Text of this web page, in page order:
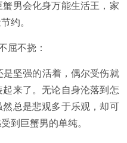
男会化身万能生活王，家
约。
屈不挠：
坚强的活着，偶尔受伤就
来了。无论自身沦落到怎
总是悲观多于乐观，却可
到巨蟹男的单纯。